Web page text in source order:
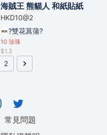
海賊王 熊貓人 和紙貼紙
HKD10@2
?雙花菖蒲?
10 珍珠
$1.3
2
常見問題